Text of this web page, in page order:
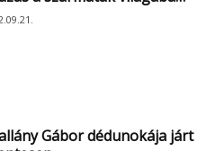
Gábor dédunokája járt